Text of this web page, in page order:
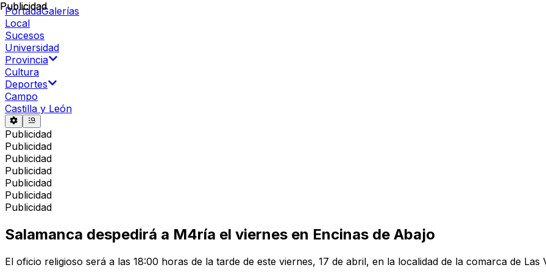
PortadaGalerías
Local
Sucesos
Universidad
Provincia
Cultura
Deportes
Campo
Castilla y León
Publicidad
Publicidad
Publicidad
Publicidad
Publicidad
Publicidad
Publicidad
Publicidad
Salamanca despedirá a M4ría el viernes en Encinas de Abajo
El oficio religioso será a las 18:00 horas de la tarde de este viernes, 17 de abril, en la localidad de la comarca de Las
Publicidad